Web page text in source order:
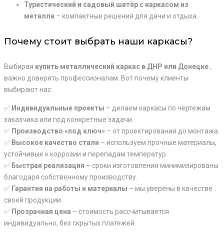
Туристический и садовый шатёр с каркасом из
металла – компактные решения для дачи и отдыха.
Почему стоит выбрать наши каркасы?
Выбирая купить металлический каркас в ДНР или Донецке,
важно доверять профессионалам. Вот почему клиенты
выбирают нас:
✅ Индивидуальные проекты – делаем каркасы по чертежам
заказчика или под конкретные задачи.
✅ Производство «под ключ» – от проектирования до монтажа.
✅ Высокое качество стали – используем прочные материалы,
устойчивые к коррозии и перепадам температур.
✅ Быстрая реализация – сроки изготовления минимизированы
благодаря собственному производству.
✅ Гарантия на работы и материалы – мы уверены в качестве
своей продукции.
✅ Прозрачная цена – стоимость рассчитывается
индивидуально, без скрытых платежей.